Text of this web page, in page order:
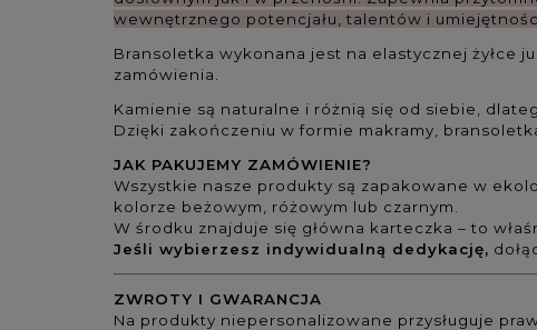
wewnętrznego potencjału, talentów i
Bransoletka wykonana jest na elastycznej żyłce
zamówienia.
Kamienie są naturalne i różnią się od siebie,
Dzięki zakończeniu w formie makramy,
JAK PAKUJEMY ZAMÓWIENIE?
Wszystkie nasze produkty są zapakowane w
kolorze beżowym, różowym lub czarnym.
W środku znajduje się główna karteczka – to
Jeśli wybierzesz indywidualną dedykację,
ZWROTY I GWARANCJA
Na produkty niepersonalizowane przysługuje